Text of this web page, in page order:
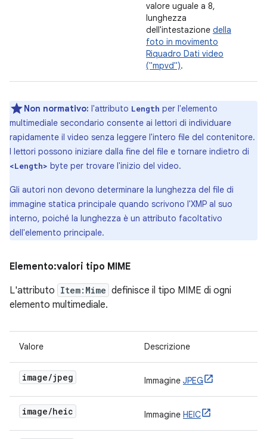
valore uguale a 8,
lunghezza
dell'intestazione della
foto in movimento
Riquadro Dati video
("mpvd").
Non normativo: l'attributo Length per l'elemento
multimediale secondario consente ai lettori di individuare
rapidamente il video senza leggere l'intero file del contenitore.
I lettori possono iniziare dalla fine del file e tornare indietro di
<Length> byte per trovare l'inizio del video.
Gli autori non devono determinare la lunghezza del file di
immagine statica principale quando scrivono l'XMP al suo
interno, poiché la lunghezza è un attributo facoltativo
dell'elemento principale.
Elemento:valori tipo MIME
L'attributo Item:Mime definisce il tipo MIME di ogni
elemento multimediale.
Valore Descrizione
image/jpeg Immagine JPEG
image/heic Immagine HEIC